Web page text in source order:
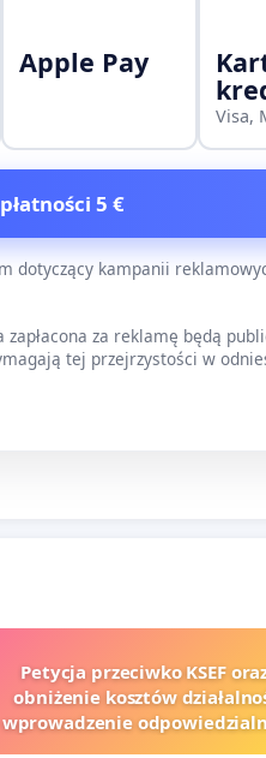
Apple Pay
Visa,
5 €
dotyczący kampanii
za reklamę będą
tej przejrzystości w
Petycja przeciwko KSEF
obniżenie kosztów
wprowadzenie